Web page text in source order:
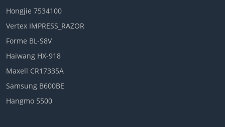
Hongjie 7534100
Vertex IMPRESS_RAZOR
Forme BL-S8V
Haiwang HX-918
Maxell CR17335A
Samsung B600BE
Hangmo 5500